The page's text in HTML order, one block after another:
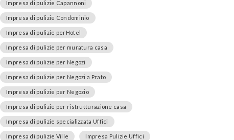
Impresa di pulizie Capannoni
Impresa di pulizie Condominio
Impresa di pulizie perHotel
Impresa di pulizie per muratura casa
Impresa di pulizie per Negozi
Impresa di pulizie per Negozi a Prato
Impresa di pulizie per Negozio
Impresa di pulizie per ristrutturazione casa
Impresa di pulizie specializzata Uffici
Impresa di pulizie Ville Impresa Pulizie Uffici